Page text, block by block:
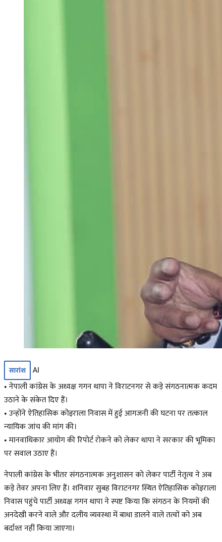
सारांश
AI
• नेपाली कांग्रेस के अध्यक्ष गगन थापा ने विराटनगर से कड़े संगठनात्मक कदम
उठाने के संकेत दिए हैं।
• उन्होंने ऐतिहासिक कोइराला निवास में हुई आगजनी की घटना पर तत्काल
न्यायिक जांच की मांग की।
• मानवाधिकार आयोग की रिपोर्ट रोकने को लेकर थापा ने सरकार की भूमिका
पर सवाल उठाए हैं।
नेपाली कांग्रेस के भीतर संगठनात्मक अनुशासन को लेकर पार्टी नेतृत्व ने अब
कड़े तेवर अपना लिए हैं। शनिवार सुबह विराटनगर स्थित ऐतिहासिक कोइराला
निवास पहुंचे पार्टी अध्यक्ष गगन थापा ने स्पष्ट किया कि संगठन के नियमों की
अनदेखी करने वाले और दलीय व्यवस्था में बाधा डालने वाले तत्वों को अब
बर्दाश्त नहीं किया जाएगा।